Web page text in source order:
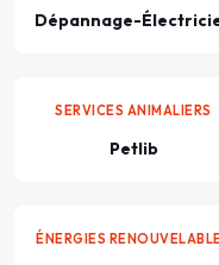
Dépannage-
SERVICES ANIMALIERS
Petlib
ÉNERGIES